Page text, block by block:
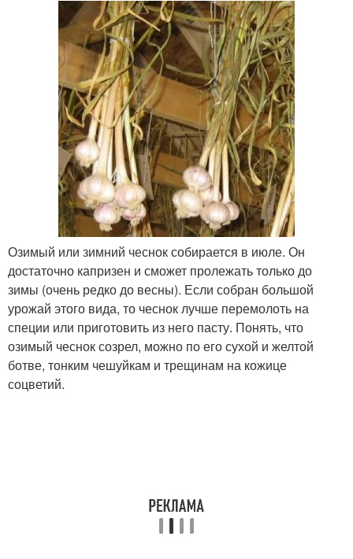
Озимый или зимний чеснок собирается в июле. Он
достаточно капризен и сможет пролежать только до
зимы (очень редко до весны). Если собран большой
урожай этого вида, то чеснок лучше перемолоть на
специи или приготовить из него пасту. Понять, что
озимый чеснок созрел, можно по его сухой и желтой
ботве, тонким чешуйкам и трещинам на кожице
соцветий.